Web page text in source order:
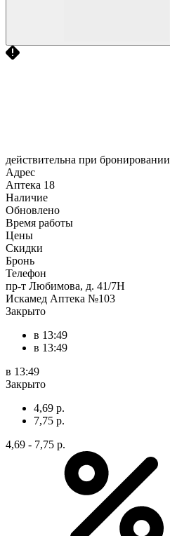
действительна при бронировании
Адрес
Аптека 18
Наличие
Обновлено
Время работы
Цены
Скидки
Бронь
Телефон
пр-т Любимова, д. 41/7Н
Искамед Аптека №103
Закрыто
в 13:49
в 13:49
в 13:49
Закрыто
4,69 р.
7,75 р.
4,69 - 7,75 р.